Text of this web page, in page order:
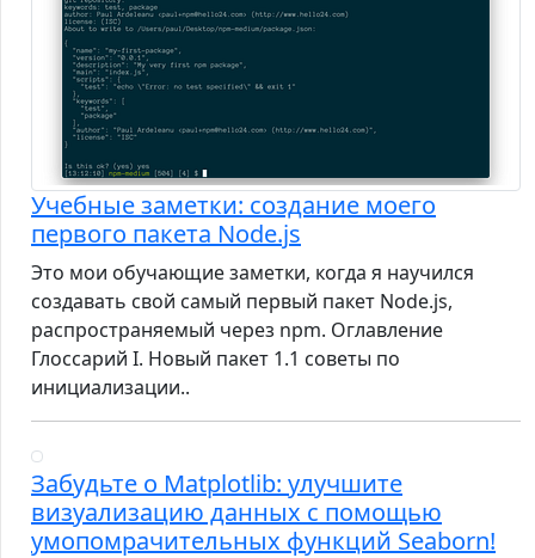
Учебные заметки: создание моего
первого пакета Node.js
Это мои обучающие заметки, когда я научился
создавать свой самый первый пакет Node.js,
распространяемый через npm. Оглавление
Глоссарий I. Новый пакет 1.1 советы по
инициализации..
Забудьте о Matplotlib: улучшите
визуализацию данных с помощью
умопомрачительных функций Seaborn!